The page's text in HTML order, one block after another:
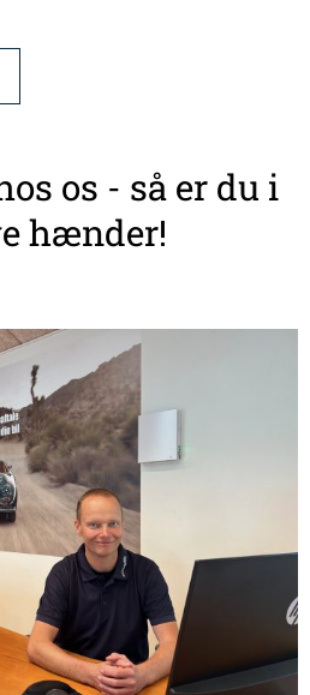
os - så er du i
hænder!